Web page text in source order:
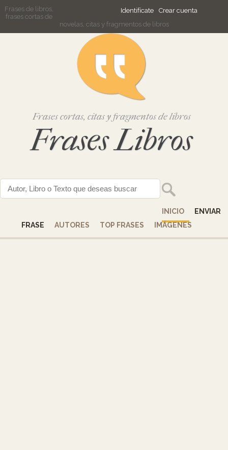
Identifícate Crear cuenta
Frases de libros,
frases cortas de
novelas, citas y fragmentos de libros
Frases cortas, citas y fragmentos de libros
Frases Libros
INICIO
ENVIAR
FRASE
AUTORES TOP FRASES IMÁGENES